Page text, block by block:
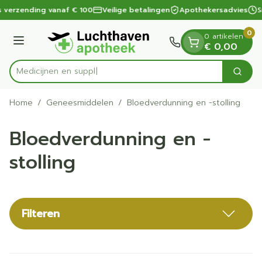
Ga naar de inhoud
1 van 1 vanaf € 100 Veilige betalingen Apothekersadvies
Menu
Product, merk, categorie... Zoek
0 artikelen
€ 0,00
0
Home / Geneesmiddelen / Bloedverdunning en -stolling
Bloedverdunning en -
stolling
Filteren